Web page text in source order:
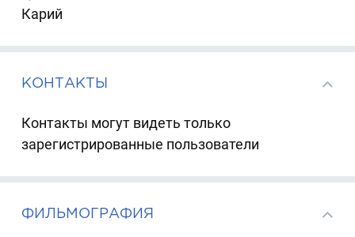
Карий
КОНТАКТЫ
Контакты могут видеть только
зарегистрированные пользователи
ФИЛЬМОГРАФИЯ